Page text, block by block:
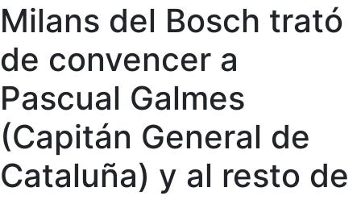
Milans del Bosch trató
de convencer a
Pascual Galmes
(Capitán General de
Cataluña) y al resto de